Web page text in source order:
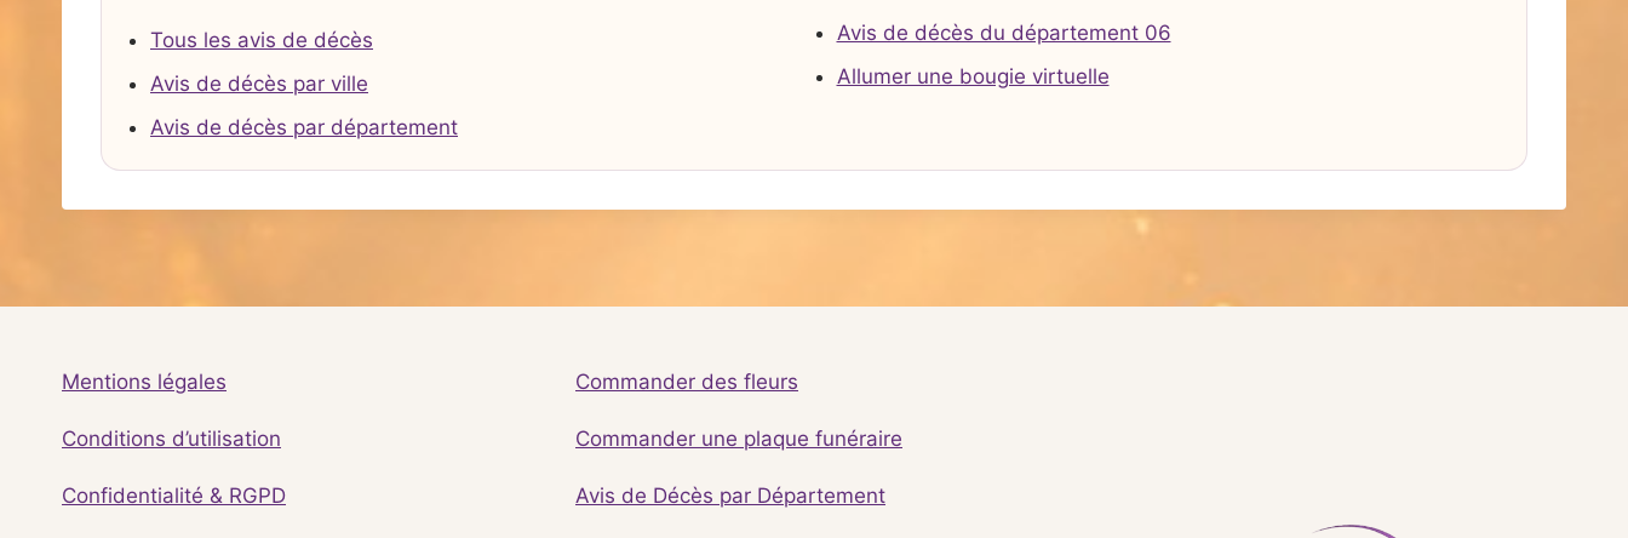
Tous les avis de décès
Avis de décès par ville
Avis de décès par département
Avis de décès du département 06
Allumer une bougie virtuelle
Mentions légales
Conditions d’utilisation
Confidentialité & RGPD
Commander des fleurs
Commander une plaque funéraire
Avis de Décès par Département